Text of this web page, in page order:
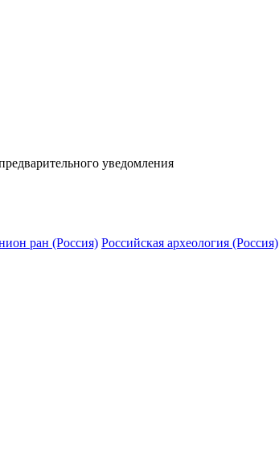
уведомления
ран (Россия) Российская археология (Россия)